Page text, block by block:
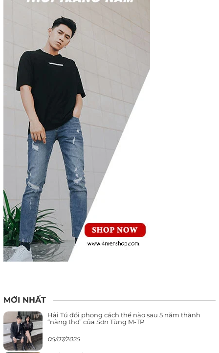
MỚI NHẤT
Hải Tú đổi phong cách thế nào sau 5 năm thành
“nàng thơ” của Sơn Tùng M-TP
05/07/2025